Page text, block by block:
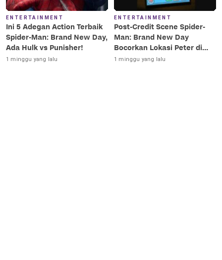
ENTERTAINMENT
Ini 5 Adegan Action Terbaik
Spider-Man: Brand New Day,
Ada Hulk vs Punisher!
1 minggu yang lalu
ENTERTAINMENT
Post-Credit Scene Spider-
Man: Brand New Day
Bocorkan Lokasi Peter di
Luar Angkasa!
1 minggu yang lalu